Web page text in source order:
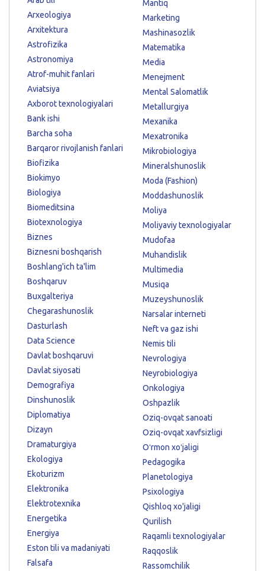
Arxeologiya
Arxitektura
Astrofizika
Astronomiya
Atrof-muhit fanlari
Aviatsiya
Axborot texnologiyalari
Bank ishi
Barcha soha
Barqaror rivojlanish fanlari
Biofizika
Biokimyo
Biologiya
Biomeditsina
Biotexnologiya
Biznes
Biznesni boshqarish
Boshlang'ich ta'lim
Boshqaruv
Buxgalteriya
Chegarashunoslik
Dasturlash
Data Science
Davlat boshqaruvi
Davlat siyosati
Demografiya
Dinshunoslik
Diplomatiya
Dizayn
Dramaturgiya
Ekologiya
Ekoturizm
Elektronika
Elektrotexnika
Energetika
Energiya
Eston tili va madaniyati
Falsafa
Mantiq
Marketing
Mashinasozlik
Matematika
Media
Menejment
Mental Salomatlik
Metallurgiya
Mexanika
Mexatronika
Mikrobiologiya
Mineralshunoslik
Moda (Fashion)
Moddashunoslik
Moliya
Moliyaviy texnologiyalar
Mudofaa
Muhandislik
Multimedia
Musiqa
Muzeyshunoslik
Narsalar interneti
Neft va gaz ishi
Nemis tili
Nevrologiya
Neyrobiologiya
Onkologiya
Oshpazlik
Oziq-ovqat sanoati
Oziq-ovqat xavfsizligi
Oʻrmon xoʻjaligi
Pedagogika
Planetologiya
Psixologiya
Qishloq xo'jaligi
Qurilish
Raqamli texnologiyalar
Raqqoslik
Rassomchilik